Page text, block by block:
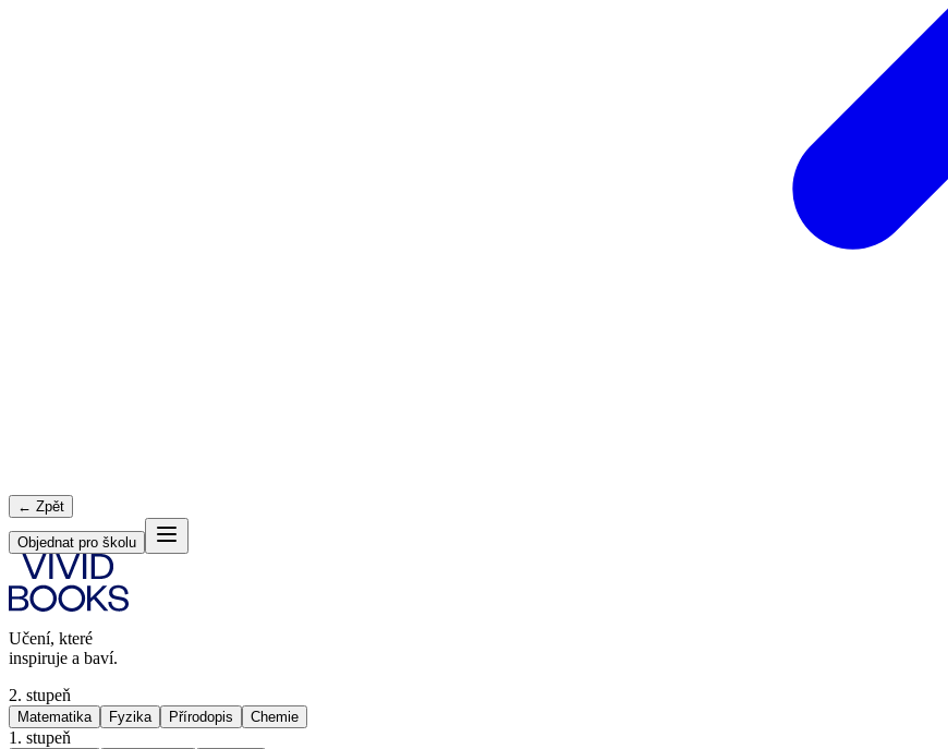
← Zpět
Objednat pro školu
Učení, které
inspiruje a baví.
2. stupeň
Matematika Fyzika Přírodopis Chemie
1. stupeň